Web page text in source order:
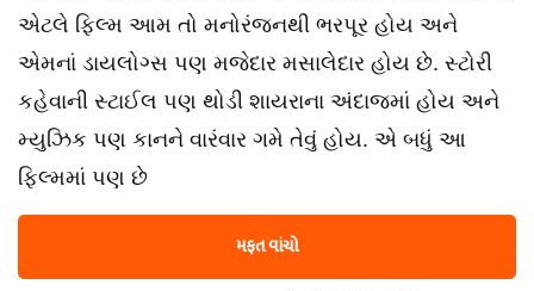
એટલે ફિલ્મ આમ તો મનોરંજનથી ભરપૂર હોય અને
એમનાં ડાયલોગ્સ પણ મજેદાર મસાલેદાર હોય છે. સ્ટોરી
કહેવાની સ્ટાઈલ પણ થોડી શાયરાના અંદાજમાં હોય અને
મ્યુઝિક પણ કાનને વારંવાર ગમે તેવું હોય. એ બધું આ
ફિલ્મમાં પણ છે
મફત વાંચો